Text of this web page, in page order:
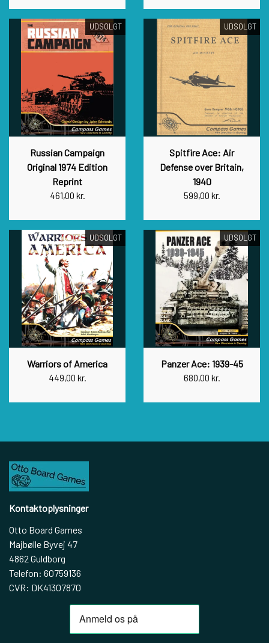
UDSOLGT
Russian Campaign
Original 1974 Edition
Reprint
461,00 kr.
UDSOLGT
Spitfire Ace: Air
Defense over Britain,
1940
599,00 kr.
UDSOLGT
Warriors of America
449,00 kr.
UDSOLGT
Panzer Ace: 1939-45
680,00 kr.
Kontaktoplysninger
Otto Board Games
Majbølle Byvej 47
4862 Guldborg
Telefon: 60759136
CVR: DK41307870